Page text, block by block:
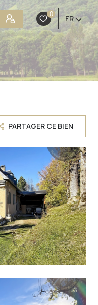
0 FR
PARTAGER CE BIEN